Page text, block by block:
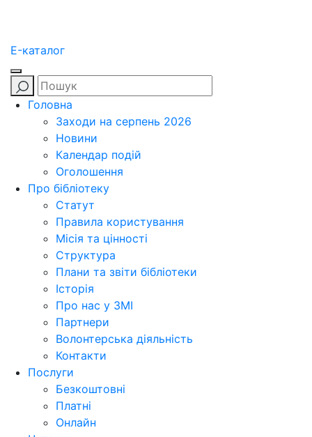
E-каталог
Головна
Заходи на серпень 2026
Новини
Календар подій
Оголошення
Про бібліотеку
Статут
Правила користування
Місія та цінності
Структура
Плани та звіти бібліотеки
Історія
Про нас у ЗМІ
Партнери
Волонтерська діяльність
Контакти
Послуги
Безкоштовні
Платні
Онлайн